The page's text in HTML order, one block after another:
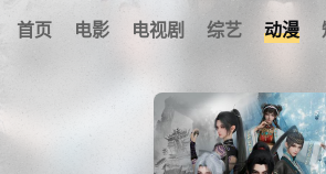
首页 电影 电视剧 综艺 动漫